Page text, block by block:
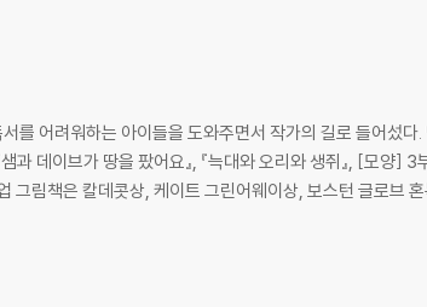
를 어려워하는 아이들을 도와주면서 작가의 길로 들어섰다
데이브가 땅을 팠어요』, 『늑대와 오리와 생쥐』, [모양] 3부
그림책은 칼데콧상, 케이트 그린어웨이상, 보스턴 글로브